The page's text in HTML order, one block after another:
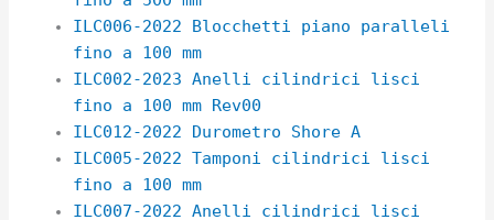
ILC006-2022 Blocchetti piano paralleli
fino a 100 mm
ILC002-2023 Anelli cilindrici lisci
fino a 100 mm Rev00
ILC012-2022 Durometro Shore A
ILC005-2022 Tamponi cilindrici lisci
fino a 100 mm
ILC007-2022 Anelli cilindrici lisci